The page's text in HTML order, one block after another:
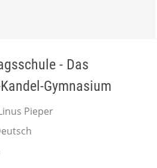
- Das
Gymnasium
Pieper